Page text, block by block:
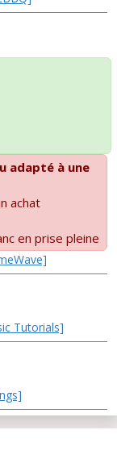
adapté à une
achat
en prise pleine
Tutorials]